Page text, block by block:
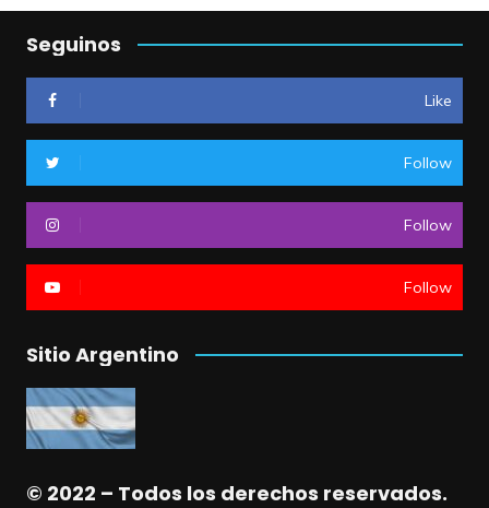
Seguinos
Like
Follow
Follow
Follow
Sitio Argentino
© 2022 – Todos los derechos reservados.